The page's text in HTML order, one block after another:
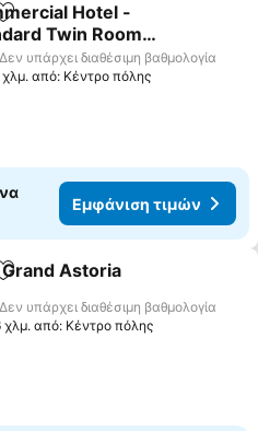
Προσθήκη στα αγαπημένα
Hotel -
Twin Room
τιμών
Δεν υπάρχει διαθέσιμη βαθμολογία
χλμ. από: Κέντρο πόλης
Εμφάνιση τιμών
Προσθήκη στα αγαπημένα
Astoria
Δεν υπάρχει διαθέσιμη βαθμολογία
χλμ. από: Κέντρο πόλης